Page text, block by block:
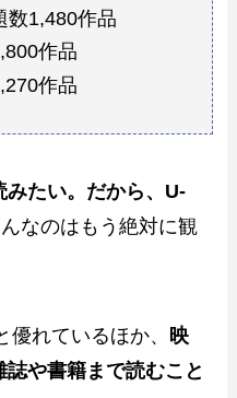
1,480作品
作品
作品
みたい。だから、U-
なのはもう絶対に観
優れているほか、
映
や書籍まで読むこと